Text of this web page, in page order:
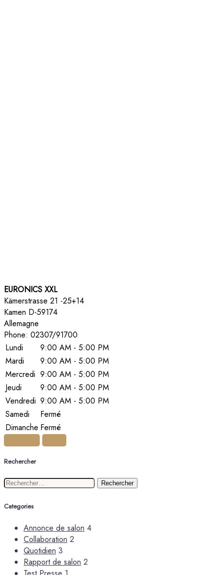
EURONICS XXL
Kämerstrasse 21 -25+14
Kamen D-59174
Allemagne
Phone: 02307/91700
Lundi
9:00 AM - 5:00 PM
Mardi
9:00 AM - 5:00 PM
Mercredi 9:00 AM - 5:00 PM
Jeudi
9:00 AM - 5:00 PM
Vendredi 9:00 AM - 5:00 PM
Samedi
Fermé
Dimanche Fermé
Rechercher
Rechercher :
Categories
Annonce de salon 4
Collaboration 2
Quotidien 3
Rapport de salon 2